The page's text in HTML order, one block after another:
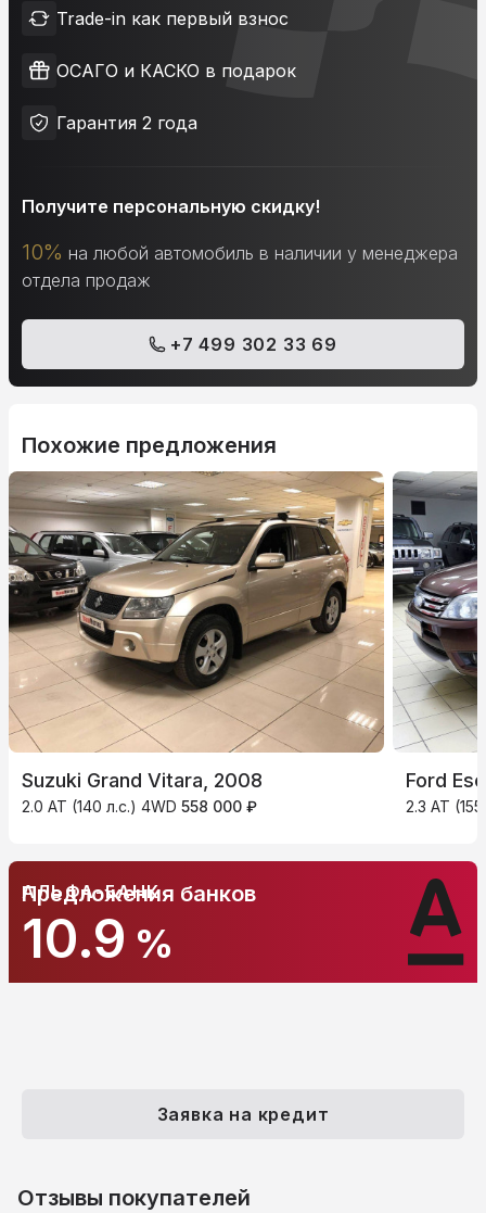
Trade-in как первый взнос
ОСАГО и КАСКО в подарок
Гарантия 2 года
Получите персональную скидку!
10% на любой автомобиль в наличии у менеджера
отдела продаж
+7 499 302 33 69
Похожие предложения
Suzuki Grand Vitara, 2008
2.0 AT (140 л.с.) 4WD 558 000 ₽
Ford
2.3 AT
АЛЬФА-БАНК
10.9 %
Предложения банков
Заявка на кредит
Отзывы покупателей